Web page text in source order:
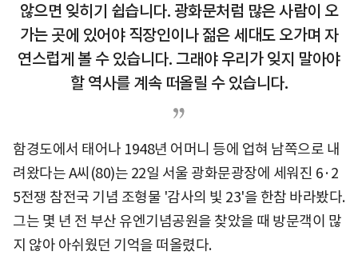
않으면 잊히기 쉽습니다. 광화문처럼 많은 사람이 오
가는 곳에 있어야 직장인이나 젊은 세대도 오가며 자
연스럽게 볼 수 있습니다. 그래야 우리가 잊지 말아야
할 역사를 계속 떠올릴 수 있습니다.
함경도에서 태어나 1948년 어머니 등에 업혀 남쪽으로 내
려왔다는 A씨(80)는 22일 서울 광화문광장에 세워진 6·2
5전쟁 참전국 기념 조형물 '감사의 빛 23'을 한참 바라봤다.
그는 몇 년 전 부산 유엔기념공원을 찾았을 때 방문객이 많
지 않아 아쉬웠던 기억을 떠올렸다.